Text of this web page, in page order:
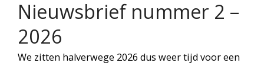
Nieuwsbrief nummer 2 –
2026
We zitten halverwege 2026 dus weer tijd voor een